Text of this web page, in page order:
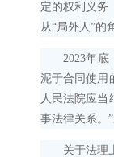
定的权利义务
从“局外人”的
2023年底，
泥于合同使用
人民法院应当
事法律关系。
关于法理上